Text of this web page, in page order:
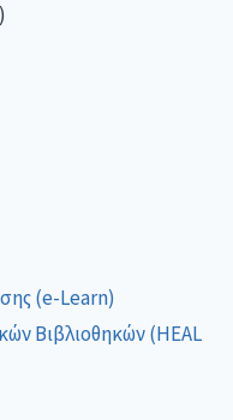
(e-Learn)
Βιβλιοθηκών (HEAL